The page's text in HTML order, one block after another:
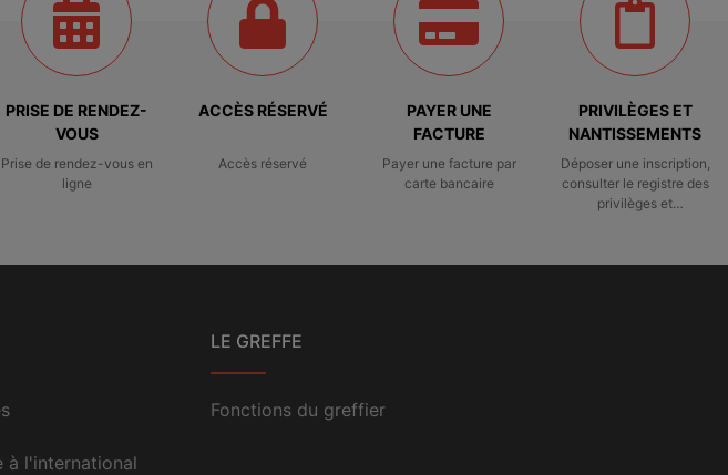
PRISE DE RENDEZ-
VOUS
Prise de rendez-vous en
ligne
ACCÈS RÉSERVÉ
Accès réservé
PAYER UNE
FACTURE
Payer une facture par
carte bancaire
PRIVILÈGES ET
NANTISSEMENTS
Déposer une inscription,
consulter le registre des
privilèges et
à l'international
LE GREFFE
Fonctions du greffier